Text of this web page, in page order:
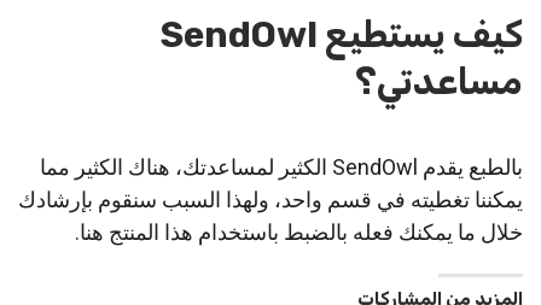
كيف يستطيع SendOwl
مساعدتي؟
بالطبع يقدم SendOwl الكثير لمساعدتك، هناك الكثير مما
يمكننا تغطيته في قسم واحد، ولهذا السبب سنقوم بإرشادك
خلال ما يمكنك فعله بالضبط باستخدام هذا المنتج هنا.
المزيد من المشاركات